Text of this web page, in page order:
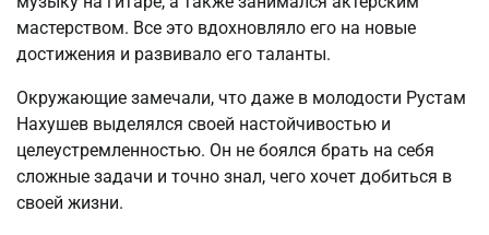
мастерством. Все это вдохновляло его на новые
достижения и развивало его таланты.
Окружающие замечали, что даже в молодости Рустам
Нахушев выделялся своей настойчивостью и
целеустремленностью. Он не боялся брать на себя
сложные задачи и точно знал, чего хочет добиться в
своей жизни.